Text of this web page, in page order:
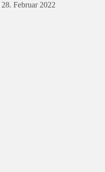
28. Februar 2022